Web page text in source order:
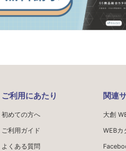
ご利用にあたり
初めての方へ
ご利用ガイド
よくある質問
関連
大創
WEBカ